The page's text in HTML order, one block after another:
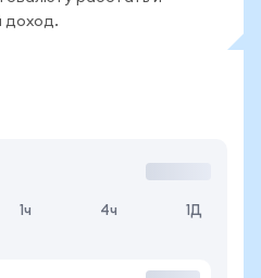
доход.
1ч 4ч 1Д